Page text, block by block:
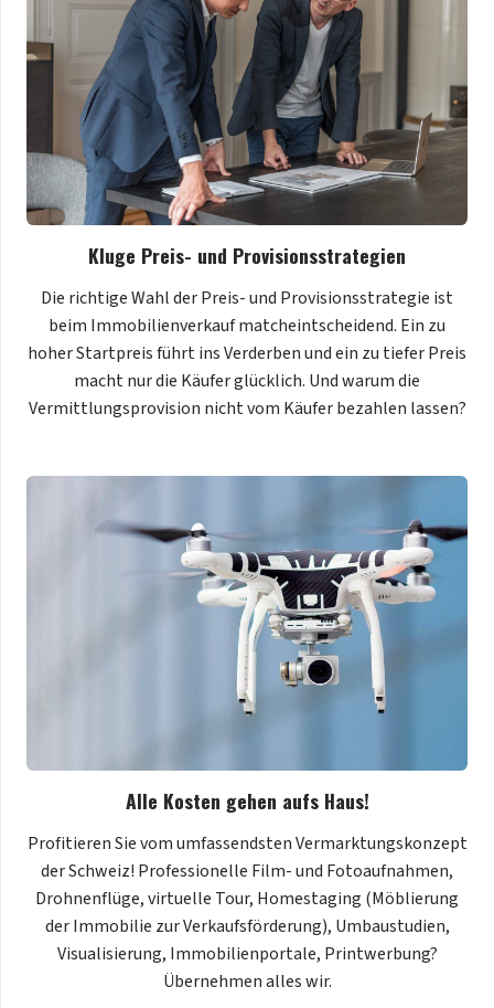
Kluge Preis- und Provisionsstrategien
Die richtige Wahl der Preis- und Provisionsstrategie ist
beim Immobilienverkauf matcheintscheidend. Ein zu
hoher Startpreis führt ins Verderben und ein zu tiefer Preis
macht nur die Käufer glücklich. Und warum die
Vermittlungsprovision nicht vom Käufer bezahlen lassen?
Alle Kosten gehen aufs Haus!
Profitieren Sie vom umfassendsten Vermarktungskonzept
der Schweiz! Professionelle Film- und Fotoaufnahmen,
Drohnenflüge, virtuelle Tour, Homestaging (Möblierung
der Immobilie zur Verkaufsförderung), Umbaustudien,
Visualisierung, Immobilienportale, Printwerbung?
Übernehmen alles wir.